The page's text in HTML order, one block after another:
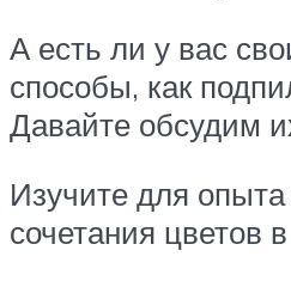
А есть ли у вас
способы, как
Давайте обсудим
Изучите для
сочетания цветов